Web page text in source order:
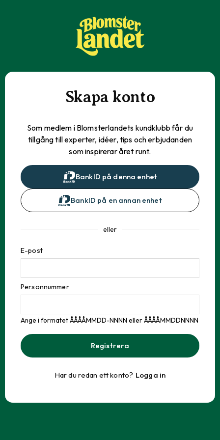
Skapa konto
Som medlem i Blomsterlandets kundklubb får du
tillgång till experter, idéer, tips och erbjudanden
som inspirerar året runt.
BankID på denna enhet
BankID på en annan enhet
eller
E-post
Personnummer
Ange i formatet ÅÅÅÅMMDD-NNNN eller ÅÅÅÅMMDDNNNN
Registrera
Har du redan ett konto? Logga in